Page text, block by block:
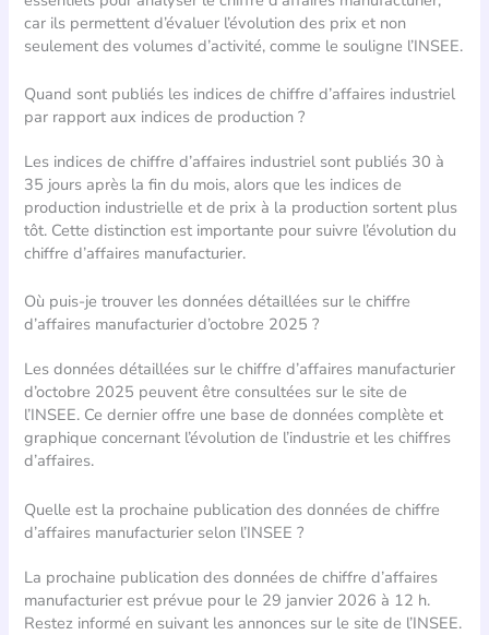
car ils permettent d’évaluer l’évolution des prix et non
seulement des volumes d’activité, comme le souligne l’INSEE.
Quand sont publiés les indices de chiffre d’affaires industriel
par rapport aux indices de production ?
Les indices de chiffre d’affaires industriel sont publiés 30 à
35 jours après la fin du mois, alors que les indices de
production industrielle et de prix à la production sortent plus
tôt. Cette distinction est importante pour suivre l’évolution du
chiffre d’affaires manufacturier.
Où puis-je trouver les données détaillées sur le chiffre
d’affaires manufacturier d’octobre 2025 ?
Les données détaillées sur le chiffre d’affaires manufacturier
d’octobre 2025 peuvent être consultées sur le site de
l’INSEE. Ce dernier offre une base de données complète et
graphique concernant l’évolution de l’industrie et les chiffres
d’affaires.
Quelle est la prochaine publication des données de chiffre
d’affaires manufacturier selon l’INSEE ?
La prochaine publication des données de chiffre d’affaires
manufacturier est prévue pour le 29 janvier 2026 à 12 h.
Restez informé en suivant les annonces sur le site de l’INSEE.